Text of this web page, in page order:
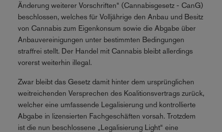
Änderung weiterer Vorschriften“ (Cannabisgesetz - CanG)
beschlossen, welches für Volljährige den Anbau und Besitz
von Cannabis zum Eigenkonsum sowie die Abgabe über
Anbauvereinigungen unter bestimmten Bedingungen
straffrei stellt. Der Handel mit Cannabis bleibt allerdings
vorerst weiterhin illegal.
Zwar bleibt das Gesetz damit hinter dem ursprünglichen
weitreichenden Versprechen des Koalitionsvertrags zurück,
welcher eine umfassende Legalisierung und kontrollierte
Abgabe in lizensierten Fachgeschäften vorsah. Trotzdem
ist die nun beschlossene „Legalisierung Light“ eine